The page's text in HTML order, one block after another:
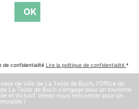
de confidentialité Lire la politique de confidentialité *
de ville de La Teste de Buch, l'Office de
La Teste de Buch s'engage pour un tourisme
et inclusif. Venez nous rencontrer pour un
!